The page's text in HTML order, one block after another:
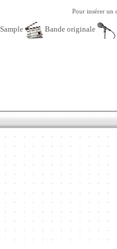
Pour insérer un
Sample Bande originale